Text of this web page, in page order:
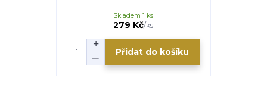
279 Kč/ks
Skladem 1 ks
Přidat do košíku